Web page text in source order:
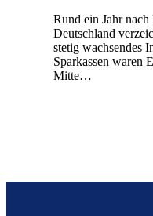
Rund ein Jahr
Deutschland
stetig wachsendes
Sparkassen waren
Mitte…